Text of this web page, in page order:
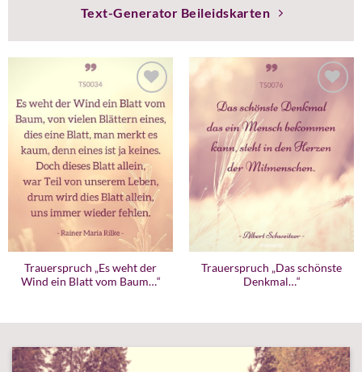
Text-Generator Beileidskarten
Trauerspruch „Es weht der
Wind ein Blatt vom Baum…“
Trauerspruch „Das schönste
Denkmal…“